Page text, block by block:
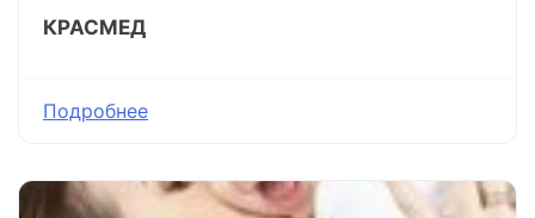
КРАСМЕД
Подробнее